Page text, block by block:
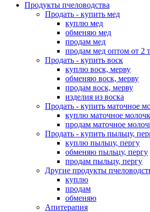
Продукты пчеловодства
Продать - купить мед
куплю мед
обменяю мед
продам мед
продам мед оптом от 2 т
Продать - купить воск
куплю воск, мерву
обменяю воск, мерву
продам воск, мерву
изделия из воска
Продать - купить маточное
куплю маточное
продам маточное
Продать - купить пыльцу,
куплю пыльцу, пергу
обменяю пыльцу, пергу
продам пыльцу, пергу
Другие продукты
куплю
продам
обменяю
Апитерапия